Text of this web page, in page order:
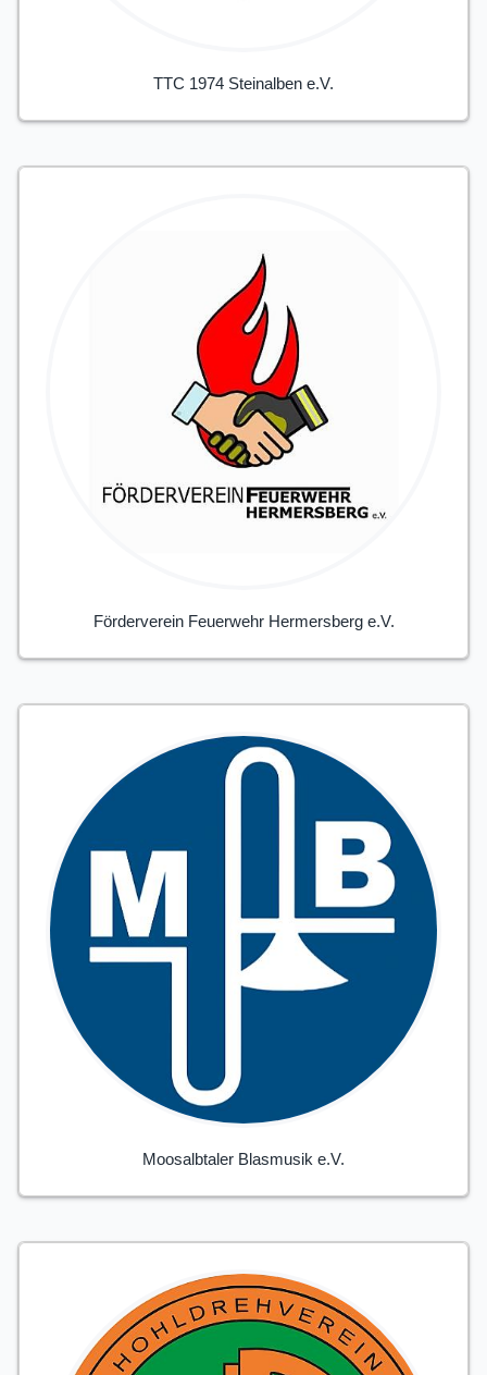
TTC 1974 Steinalben e.V.
Förderverein Feuerwehr Hermersberg e.V.
Moosalbtaler Blasmusik e.V.